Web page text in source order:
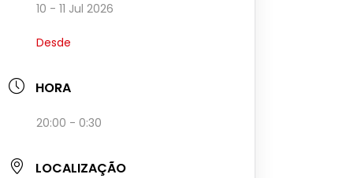
10 - 11 Jul 2026
Desde
HORA
20:00 - 0:30
LOCALIZAÇÃO